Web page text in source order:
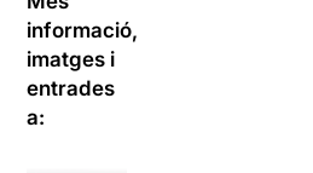
informació,
imatges i
entrades
a: